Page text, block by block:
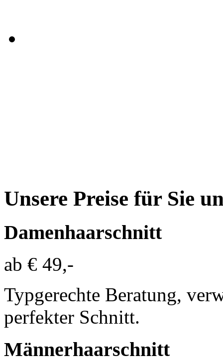
Unsere Preise für Sie
Damenhaarschnitt
ab € 49,-
Typgerechte Beratung,
perfekter Schnitt.
Männerhaarschnitt